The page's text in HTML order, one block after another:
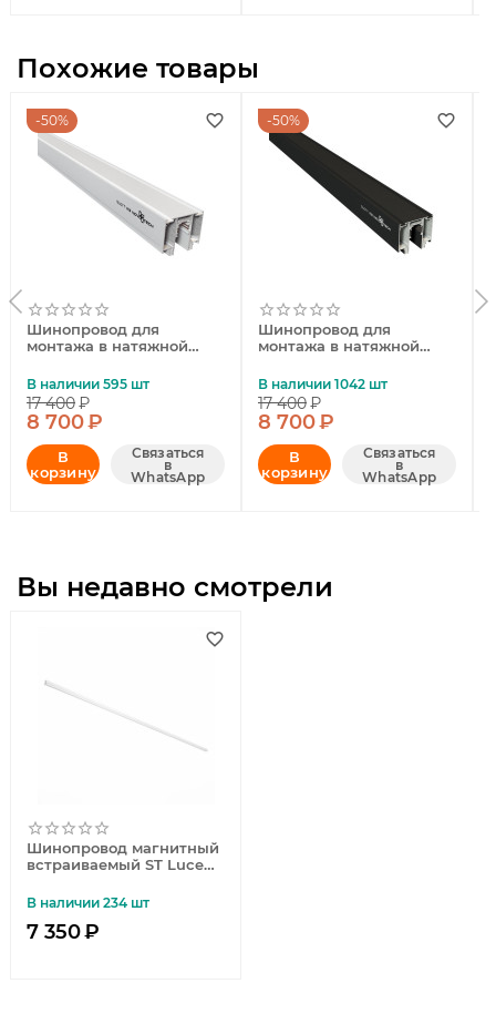
Похожие товары
50%
Шинопровод для
монтажа в натяжной
135130
В наличии 595 шт
17 400₽
8 700₽
В
корзину
Связаться
в
WhatsApp
50%
Шинопровод для
монтажа в натяжной
135129
В наличии 1042 шт
17 400₽
8 700₽
В
корзину
Связаться
в
WhatsApp
Вы недавно смотрели
Шинопровод магнитный
встраиваемый ST Luce
В наличии 234 шт
7 350₽